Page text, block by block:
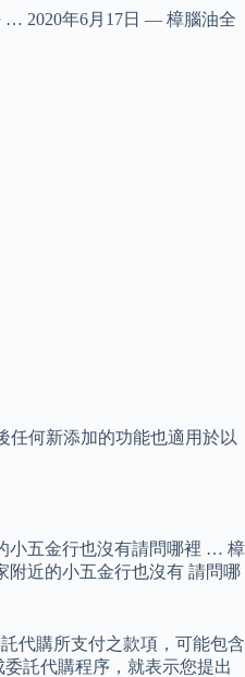
… 2020年6月17日 — 樟腦油全
任何新添加的功能也適用於以
小五金行也沒有請問哪裡 … 樟
附近的小五金行也沒有 請問哪
代購所支付之款項，可能包含
託代購程序，就表示您提出